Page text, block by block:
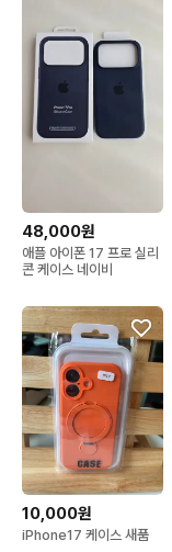
48,000원
애플 아이폰 17 프로 실리
콘 케이스 네이비
10,000원
iPhone17 케이스 새품